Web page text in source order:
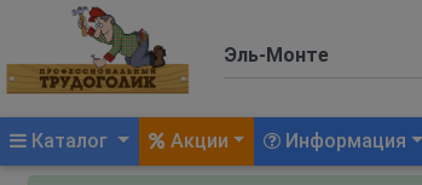
Каталог (current)Акции Информация